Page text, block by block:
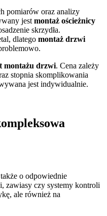
pomiarów oraz analizy
jest montaż ościeżnicy
skrzydła.
dlatego montaż drzwi
montażu drzwi. Cena zależy
stopnia skomplikowania
jest indywidualnie.
o odpowiednie
zawiasy czy systemy kontroli
ale również na